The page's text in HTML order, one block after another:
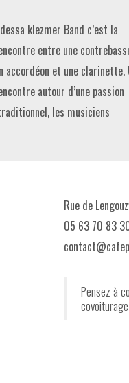
klezmer Band c’est la
entre une
accordéon et une clarinette.
autour d’une passion
les musiciens
Rue de
05 63 70 83
Pensez à